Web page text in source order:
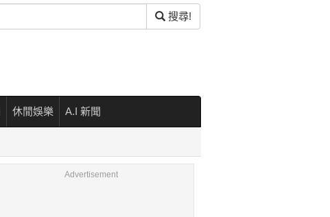
搜尋!
休閒娛樂 A.I 新聞
Advertisement